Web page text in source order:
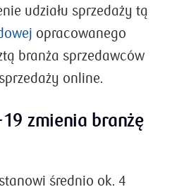
udziału sprzedaży tą
opracowanego
branża sprzedawców
online.
zmienia branżę
średnio ok. 4